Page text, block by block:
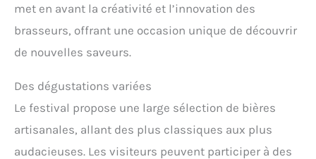
met en avant la créativité et l’innovation des
brasseurs, offrant une occasion unique de découvrir
de nouvelles saveurs.
Des dégustations variées
Le festival propose une large sélection de bières
artisanales, allant des plus classiques aux plus
audacieuses. Les visiteurs peuvent participer à des